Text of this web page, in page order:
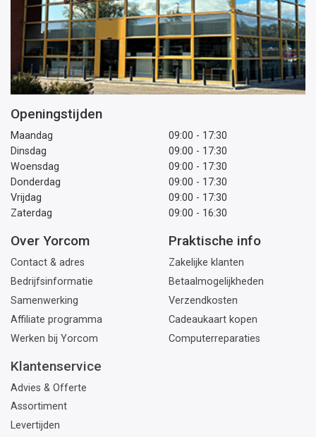
Openingstijden
Maandag
09:00 - 17:30
Dinsdag
09:00 - 17:30
Woensdag
09:00 - 17:30
Donderdag
09:00 - 17:30
Vrijdag
09:00 - 17:30
Zaterdag
09:00 - 16:30
Over Yorcom
Contact & adres
Bedrijfsinformatie
Samenwerking
Affiliate programma
Werken bij Yorcom
Praktische info
Zakelijke klanten
Betaalmogelijkheden
Verzendkosten
Cadeaukaart kopen
Computerreparaties
Klantenservice
Advies & Offerte
Assortiment
Levertijden